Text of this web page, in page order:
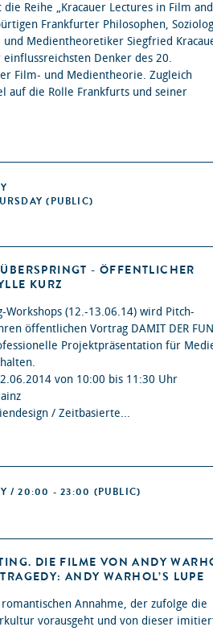
Reihe „Kracauer Lectures in Film and
Frankfurter Philosophen,
Medientheoretiker Siegfried
Denker des 20.
Film- und Medientheorie. Zugleich
auf die Rolle Frankfurts und seiner
(PUBLIC)
- ÖFFENTLICHER
KURZ
(12.-13.06.14) wird Pitch-
öffentlichen Vortrag DAMIT DER
Projektpräsentation für
von 10:00 bis 11:30 Uhr
/ Zeitbasierte...
/ 20:00 - 23:00 (PUBLIC)
DIE FILME VON ANDY
ANDY WARHOL’S LUPE
romantischen Annahme, der zufolge die
vorausgeht und von dieser